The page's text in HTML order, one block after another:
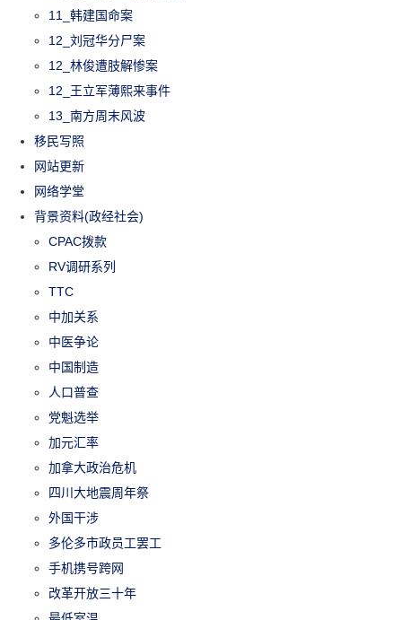
11_韩建国命案
12_刘冠华分尸案
12_林俊遭肢解惨案
12_王立军薄熙来事件
13_南方周末风波
移民写照
网站更新
网络学堂
背景资料(政经社会)
CPAC拨款
RV调研系列
TTC
中加关系
中医争论
中国制造
人口普查
党魁选举
加元汇率
加拿大政治危机
四川大地震周年祭
外国干涉
多伦多市政员工罢工
手机携号跨网
改革开放三十年